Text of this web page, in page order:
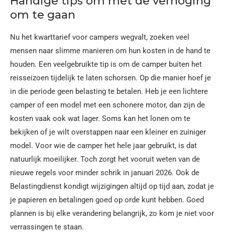
om te gaan
Nu het kwarttarief voor campers wegvalt, zoeken veel
mensen naar slimme manieren om hun kosten in de hand te
houden. Een veelgebruikte tip is om de camper buiten het
reisseizoen tijdelijk te laten schorsen. Op die manier hoef je
in die periode geen belasting te betalen. Heb je een lichtere
camper of een model met een schonere motor, dan zijn de
kosten vaak ook wat lager. Soms kan het lonen om te
bekijken of je wilt overstappen naar een kleiner en zuiniger
model. Voor wie de camper het hele jaar gebruikt, is dat
natuurlijk moeilijker. Toch zorgt het vooruit weten van de
nieuwe regels voor minder schrik in januari 2026. Ook de
Belastingdienst kondigt wijzigingen altijd op tijd aan, zodat je
je papieren en betalingen goed op orde kunt hebben. Goed
plannen is bij elke verandering belangrijk, zo kom je niet voor
verrassingen te staan.